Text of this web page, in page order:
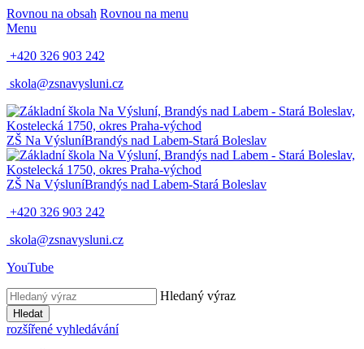
Rovnou na obsah Rovnou na menu
Menu
+420 326 903 242
skola@zsnavysluni.cz
ZŠ Na VýsluníBrandýs nad Labem-Stará Boleslav
ZŠ Na VýsluníBrandýs nad Labem-Stará Boleslav
+420 326 903 242
skola@zsnavysluni.cz
YouTube
Hledaný výraz
Hledat
rozšířené vyhledávání